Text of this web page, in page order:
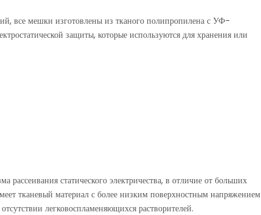
все мешки изготовлены из тканого полипропилена с УФ-
защиты, которые используются для хранения или
рассеивания статического электричества, в отличие от больших
тканевый материал с более низким поверхностным напряжением
легковоспламеняющихся растворителей.